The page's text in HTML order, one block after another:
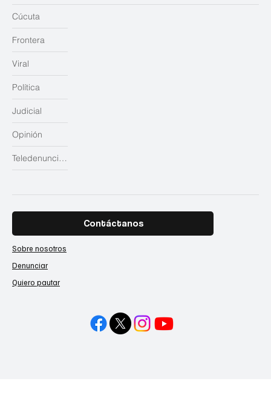
Judicial
Opinión
Teledenuncias
Cúcuta
Frontera
Viral
Política
Contáctanos
Sobre nosotros
Denunciar
Quiero pautar